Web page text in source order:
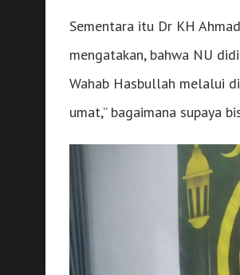
Sementara itu Dr KH
mengatakan, bahwa NU
Wahab Hasbullah melalui
umat,” bagaimana supaya